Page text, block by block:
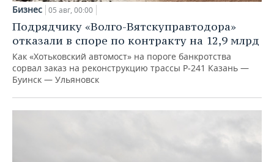
Бизнес 05 авг, 00:00
Подрядчику «Волго-Вятскуправтодора»
отказали в споре по контракту на 12,9 млрд
Как «Хотьковский автомост» на пороге банкротства
сорвал заказ на реконструкцию трассы Р‑241 Казань —
Буинск — Ульяновск